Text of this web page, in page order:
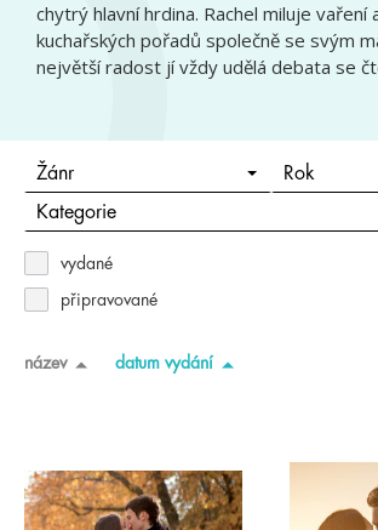
chytrý hlavní hrdina. Rachel miluje vaření
kuchařských pořadů společně se svým
největší radost jí vždy udělá debata se
Žánr Rok
Kategorie
vydané
připravované
název datum vydání